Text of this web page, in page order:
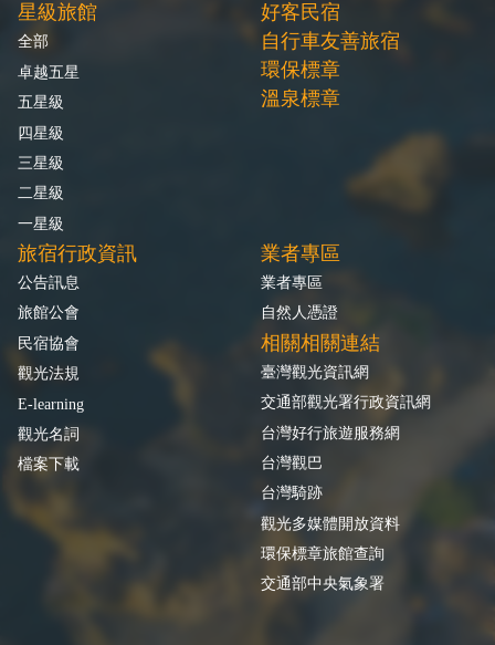
星級旅館
全部
卓越五星
五星級
四星級
三星級
二星級
一星級
好客民宿
自行車友善旅宿
環保標章
溫泉標章
旅宿行政資訊
公告訊息
旅館公會
民宿協會
觀光法規
E-learning
觀光名詞
檔案下載
業者專區
業者專區
自然人憑證
相關相關連結
臺灣觀光資訊網
交通部觀光署行政資訊網
台灣好行旅遊服務網
台灣觀巴
台灣騎跡
觀光多媒體開放資料
環保標章旅館查詢
交通部中央氣象署